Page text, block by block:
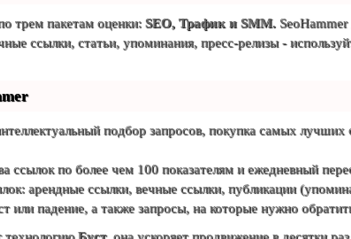
трем пакетам оценки: SEO, Трафик и SMM.
ссылки, статьи, упоминания, пресс-релизы -
подбор запросов, покупка самых лучших
ссылок по более чем 100 показателям и ежедневный
арендные ссылки, вечные ссылки, публикации
или падение, а также запросы, на которые нужно